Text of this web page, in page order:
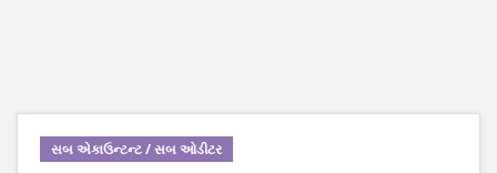
સબ એકાઉન્ટન્ટ / સબ ઓડીટર